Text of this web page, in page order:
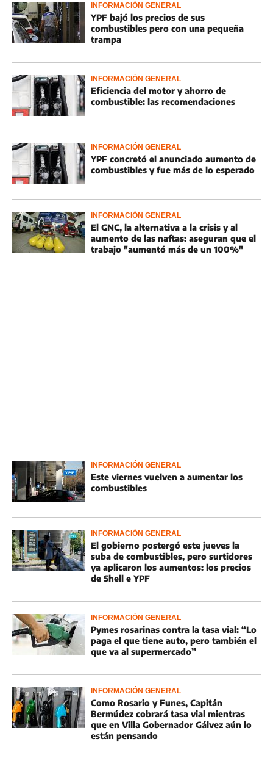
INFORMACIÓN GENERAL
YPF bajó los precios de sus
combustibles pero con una pequeña
trampa
INFORMACIÓN GENERAL
Eficiencia del motor y ahorro de
combustible: las recomendaciones
INFORMACIÓN GENERAL
YPF concretó el anunciado aumento de
combustibles y fue más de lo esperado
INFORMACIÓN GENERAL
El GNC, la alternativa a la crisis y al
aumento de las naftas: aseguran que el
trabajo "aumentó más de un 100%"
INFORMACIÓN GENERAL
Este viernes vuelven a aumentar los
combustibles
INFORMACIÓN GENERAL
El gobierno postergó este jueves la
suba de combustibles, pero surtidores
ya aplicaron los aumentos: los precios
de Shell e YPF
INFORMACIÓN GENERAL
Pymes rosarinas contra la tasa vial: “Lo
paga el que tiene auto, pero también el
que va al supermercado”
INFORMACIÓN GENERAL
Como Rosario y Funes, Capitán
Bermúdez cobrará tasa vial mientras
que en Villa Gobernador Gálvez aún lo
están pensando